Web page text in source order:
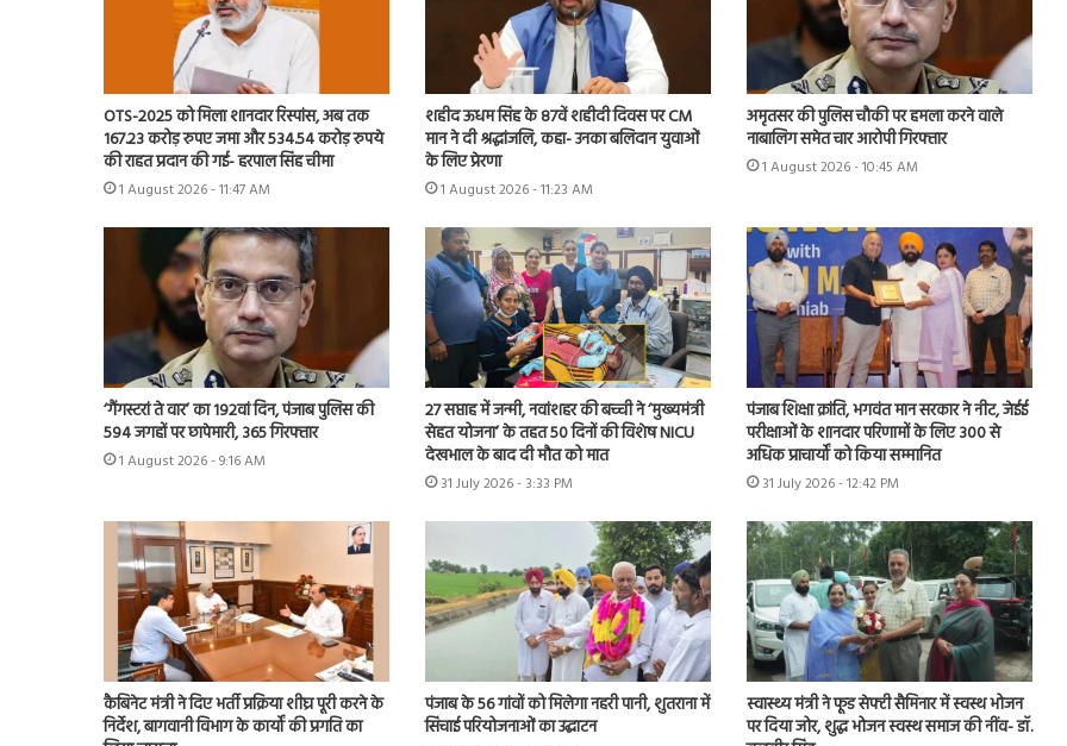
OTS-2025 को मिला शानदार रिस्पांस, अब तक
167.23 करोड़ रुपए जमा और 534.54 करोड़ रुपये
की राहत प्रदान की गई- हरपाल सिंह चीमा
1 August 2026 - 11:47 AM
शहीद ऊधम सिंह के 87वें शहीदी दिवस पर CM
मान ने दी श्रद्धांजलि, कहा- उनका बलिदान युवाओं
के लिए प्रेरणा
1 August 2026 - 11:23 AM
अमृतसर की पुलिस चौकी पर हमला करने वाले
नाबालिग समेत चार आरोपी गिरफ्तार
1 August 2026 - 10:45 AM
‘गैंगस्टरां ते वार’ का 192वां दिन, पंजाब पुलिस की
594 जगहों पर छापेमारी, 365 गिरफ्तार
1 August 2026 - 9:16 AM
27 सप्ताह में जन्मी, नवांशहर की बच्ची ने ‘मुख्यमंत्री
सेहत योजना’ के तहत 50 दिनों की विशेष NICU
देखभाल के बाद दी मौत को मात
31 July 2026 - 3:33 PM
पंजाब शिक्षा क्रांति, भगवंत मान सरकार ने नीट, जेईई
परीक्षाओं के शानदार परिणामों के लिए 300 से
अधिक प्राचार्यों को किया सम्मानित
31 July 2026 - 12:42 PM
कैबिनेट मंत्री ने दिए भर्ती प्रक्रिया शीघ्र पूरी करने के
निर्देश, बागवानी विभाग के कार्यों की प्रगति का
पंजाब के 56 गांवों को मिलेगा नहरी पानी, शुतराना में
सिंचाई परियोजनाओं का उद्घाटन
स्वास्थ्य मंत्री ने फूड सेफ्टी सैमिनार में स्वस्थ भोजन
पर दिया जोर, शुद्ध भोजन स्वस्थ समाज की नींव- डॉ.